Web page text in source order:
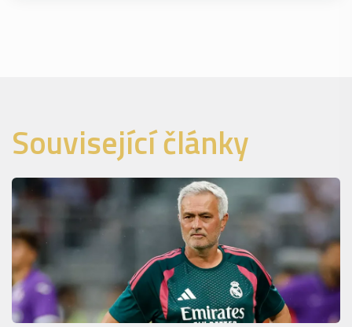
Související články